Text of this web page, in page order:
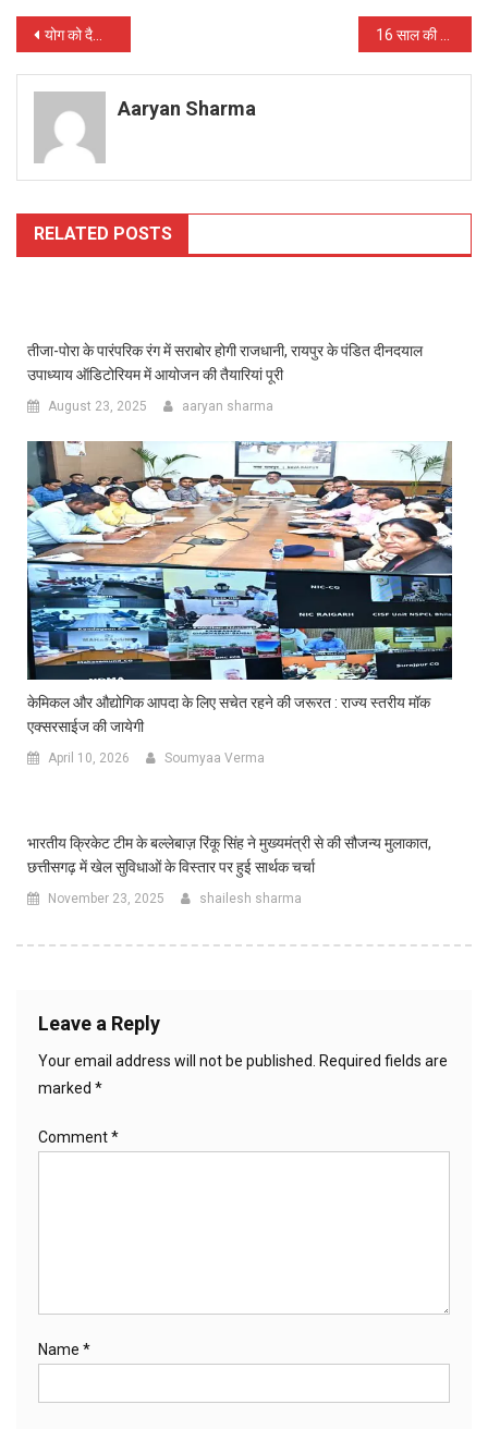
Post
navigation
योग को दैनिक जीवन में शामिल करें : डॉ. किरणमयी नायक
Aaryan Sharma
RELATED POSTS
तीजा-पोरा के पारंपरिक रंग में सराबोर होगी राजधानी, रायपुर के पंडित दीनदयाल
उपाध्याय ऑडिटोरियम में आयोजन की तैयारियां पूरी
August 23, 2025 aaryan sharma
केमिकल और औद्योगिक आपदा के लिए सचेत रहने की जरूरत : राज्य स्तरीय मॉक
एक्सरसाईज की जायेगी
April 10, 2026 Soumyaa Verma
भारतीय क्रिकेट टीम के बल्लेबाज़ रिंकू सिंह ने मुख्यमंत्री से की सौजन्य मुलाकात,
छत्तीसगढ़ में खेल सुविधाओं के विस्तार पर हुई सार्थक चर्चा
November 23, 2025 shailesh sharma
Leave a Reply
Your email address will not be published.
Required fields are
marked *
Comment*
Name *